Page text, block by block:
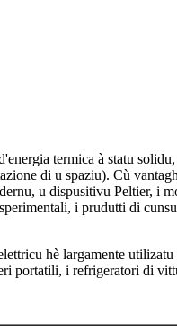
termica à statu
di u spaziu). Cù
u dispusitivu Peltier, i
i prudutti di
hè largamente
portatili, i refrigeratori di